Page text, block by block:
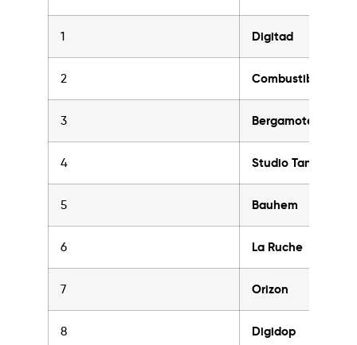
1 Digitad
2 Combustible
3 Bergamote
4 Studio Tangible
5 Bauhem
6 La Ruche
7 Orizon
8 Digidop